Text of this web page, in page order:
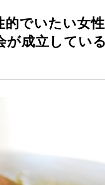
的でいたい女
が成立してい